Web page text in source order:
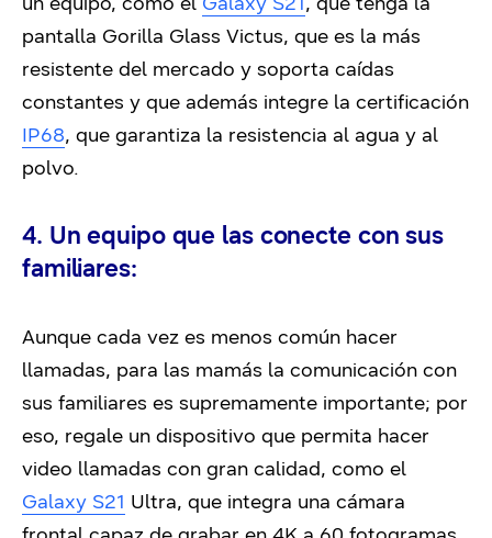
pantalla Gorilla Glass Victus, que es la más
resistente del mercado y soporta caídas
constantes y que además integre la certificación
IP68, que garantiza la resistencia al agua y al
polvo.
4. Un equipo que las conecte con sus
familiares:
Aunque cada vez es menos común hacer
llamadas, para las mamás la comunicación con
sus familiares es supremamente importante; por
eso, regale un dispositivo que permita hacer
video llamadas con gran calidad, como el
Galaxy S21 Ultra, que integra una cámara